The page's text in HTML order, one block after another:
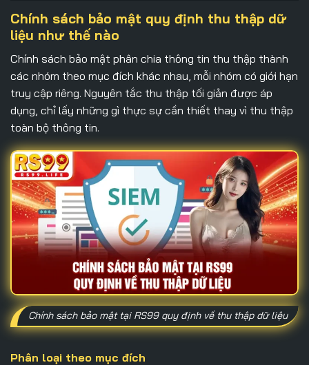
Chính sách bảo mật quy định thu thập dữ
liệu như thế nào
Chính sách bảo mật phân chia thông tin thu thập thành
các nhóm theo mục đích khác nhau, mỗi nhóm có giới hạn
truy cập riêng. Nguyên tắc thu thập tối giản được áp
dụng, chỉ lấy những gì thực sự cần thiết thay vì thu thập
toàn bộ thông tin.
Chính sách bảo mật tại RS99 quy định về thu thập dữ liệu
Phân loại theo mục đích